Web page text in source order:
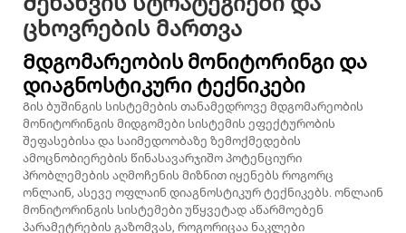
ცხოვრების მართვა
Მდგომარეობის მონიტორინგი და
დიაგნოსტიკური ტექნიკები
Გის ბუშინგის სისტემების თანამედროვე მდგომარეობის
მონიტორინგის მიდგომები სისტემის ეფექტურობის
შეფასებისა და საიმედოობაზე ზემოქმედების
ამოცნობიერების წინასავარჯიშო პოტენციური
პრობლემების აღმოჩენის მიზნით იყენებს როგორც
ონლაინ, ასევე ოფლაინ დიაგნოსტიკურ ტექნიკებს. ონლაინ
მონიტორინგის სისტემები უწყვეტად აწარმოებენ
პარამეტრების გაზომვას, როგორიცაა ნაკლები